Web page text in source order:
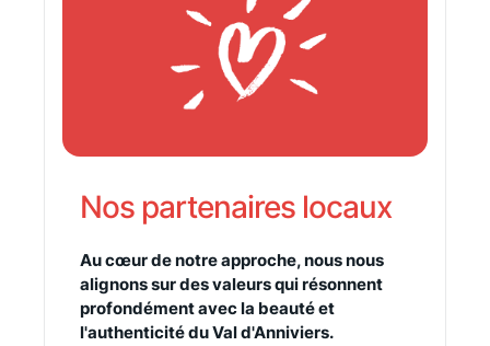
Nos partenaires locaux
Au cœur de notre approche, nous nous
alignons sur des valeurs qui résonnent
profondément avec la beautéet
l'authenticité du Val d'Anniviers.